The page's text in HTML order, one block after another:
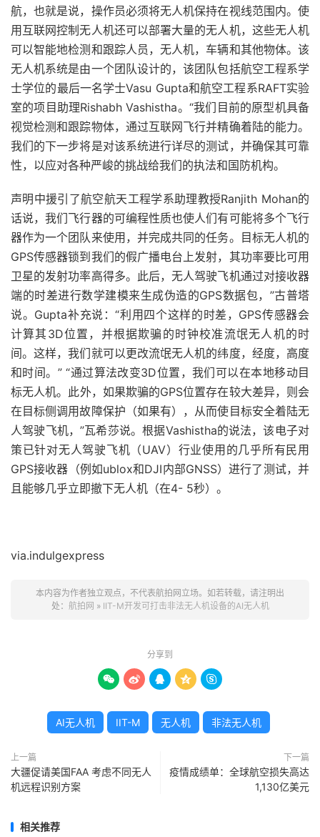
航，也就是说，操作员必须将无人机保持在视线范围内。使
用互联网控制无人机还可以部署大量的无人机，这些无人机
可以智能地检测和跟踪人员，无人机，车辆和其他物体。 该
无人机系统是由一个团队设计的，该团队包括航空工程系学
士学位的最后一名学士Vasu Gupta和航空工程系RAFT实验
室的项目助理Rishabh Vashistha。“我们目前的原型机具备
视觉检测和跟踪物体，通过互联网飞行并精确着陆的能力。
我们的下一步将是对该系统进行详尽的测试，并确保其可靠
性，以应对各种严峻的挑战给我们的执法和国防机构。
声明中援引了航空航天工程学系助理教授Ranjith Mohan的
话说，我们飞行器的可编程性质也使人们有可能将多个飞行
器作为一个团队来使用，并完成共同的任务。目标无人机的
GPS传感器锁到我们的假广播电台上发射，其功率要比可用
卫星的发射功率高得多。此后，无人驾驶飞机通过对接收器
端的时差进行数学建模来生成伪造的GPS数据包，”古普塔
说。 Gupta补充说：“利用四个这样的时差，GPS传感器会
计算其3D位置，并根据欺骗的时钟校准流氓无人机的时
间。这样，我们就可以更改流氓无人机的纬度，经度，高度
和时间。” “通过算法改变3D位置，我们可以在本地移动目
标无人机。此外，如果欺骗的GPS位置存在较大差异，则会
在目标侧调用故障保护（如果有），从而使目标安全着陆无
人驾驶飞机，”瓦希莎说。根据Vashistha的说法，该电子对
策已针对无人驾驶飞机（UAV）行业使用的几乎所有民用
GPS接收器（例如ublox和DJI内部GNSS）进行了测试，并
且能够几乎立即撤下无人机（在4- 5秒）。
via.indulgexpress
本内容为作者独立观点，不代表航拍网立场。如若转载，请注明出
处： 航拍网 » IIT-M开发可打击非法无人机设备的AI无人机
分享到
    
AI无人机 IIT-M 无人机 非法无人机
上一篇
大疆促请美国FAA 考虑不同无人
机远程识别方案
下一篇
疫情成绩单：全球航空损失高达
1,130亿美元
相关推荐